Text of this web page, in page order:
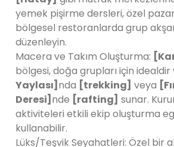
yemek pişirme dersleri, özel
bölgesel restoranlarda grup
düzenleyin.
Macera ve Takım Oluşturma:
bölgesi, doğa grupları için idealdir
Yaylası] nda [trekking] veya
Deresi] nde [rafting] sunar.
aktiviteleri etkili ekip oluşturma
kullanabilir.
Lüks/Teşvik Seyahatleri: Özel bir